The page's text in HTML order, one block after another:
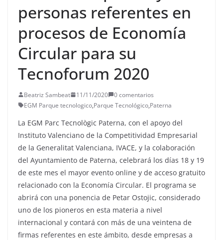
personas referentes en
procesos de Economía
Circular para su
Tecnoforum 2020
Beatriz Sambeat 11/11/2020
0 comentarios
EGM Parque tecnologico,Parque Tecnológico,Paterna
La EGM Parc Tecnològic Paterna, con el apoyo del
Instituto Valenciano de la Competitividad Empresarial
de la Generalitat Valenciana, IVACE, y la colaboración
del Ayuntamiento de Paterna, celebrará los días 18 y 19
de este mes el mayor evento online y de acceso gratuito
relacionado con la Economía Circular. El programa se
abrirá con una ponencia de Petar Ostojic, considerado
uno de los pioneros en esta materia a nivel
internacional y contará con más de una veintena de
firmas referentes en este ámbito, desde empresas a